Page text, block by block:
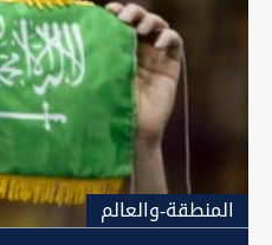
المنطقة-والعالم